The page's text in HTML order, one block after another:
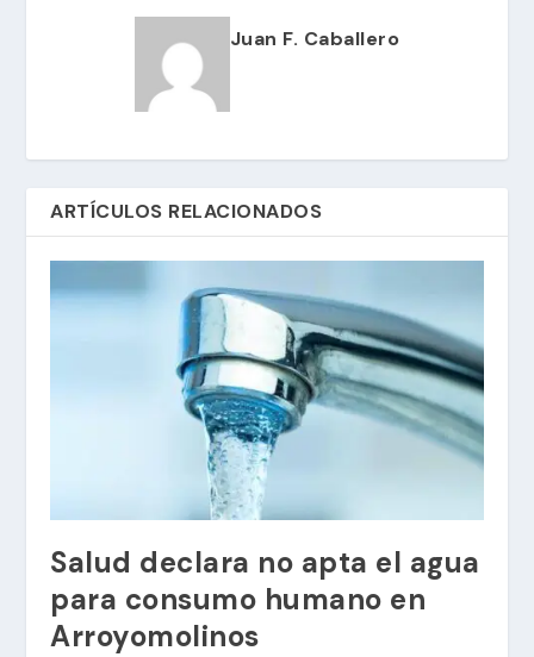
Juan F. Caballero
ARTÍCULOS RELACIONADOS
Salud declara no apta el agua
para consumo humano en
Arroyomolinos